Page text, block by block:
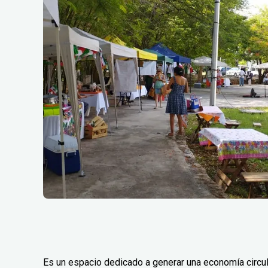
Es un espacio dedicado a generar una economía